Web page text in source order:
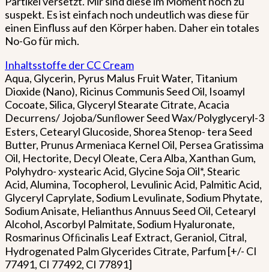
suspekt. Es ist einfach noch undeutlich was diese für
einen Einfluss auf den Körper haben. Daher ein totales
No-Go für mich.
Inhaltsstoffe der CC Cream
Aqua, Glycerin, Pyrus Malus Fruit Water, Titanium
Dioxide (Nano), Ricinus Communis Seed Oil, Isoamyl
Cocoate, Silica, Glyceryl Stearate Citrate, Acacia
Decurrens/ Jojoba/Sunﬂower Seed Wax/Polyglyceryl-3
Esters, Cetearyl Glucoside, Shorea Stenop- tera Seed
Butter, Prunus Armeniaca Kernel Oil, Persea Gratissima
Oil, Hectorite, Decyl Oleate, Cera Alba, Xanthan Gum,
Polyhydro- xystearic Acid, Glycine Soja Oil*, Stearic
Acid, Alumina, Tocopherol, Levulinic Acid, Palmitic Acid,
Glyceryl Caprylate, Sodium Levulinate, Sodium Phytate,
Sodium Anisate, Helianthus Annuus Seed Oil, Cetearyl
Alcohol, Ascorbyl Palmitate, Sodium Hyaluronate,
Rosmarinus Ofﬁcinalis Leaf Extract, Geraniol, Citral,
Hydrogenated Palm Glycerides Citrate, Parfum [+/- CI
77491, CI 77492, CI 77891]